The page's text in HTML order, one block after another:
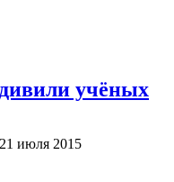
учёных
21 июля 2015